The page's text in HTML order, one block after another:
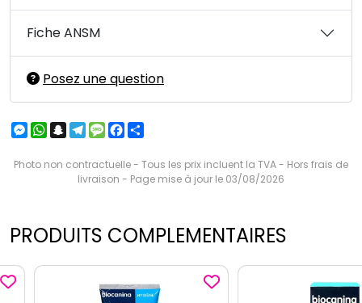
Fiche ANSM
Posez une question
Messenger
WhatsApp
Snapchat
Telegram
MessageFacebook
Photo non contractuelle - Tous les prix incluent la TVA - Hors frais de
livraison - Page mise à jour le 03/08/2026
PRODUITS COMPLEMENTAIRES